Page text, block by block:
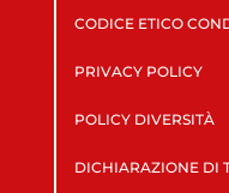
CODICE ETICO
PRIVACY POLICY
POLICY DIVERSITÀ
DICHIARAZIONE DI